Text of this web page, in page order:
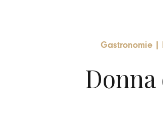
Gastronomie |